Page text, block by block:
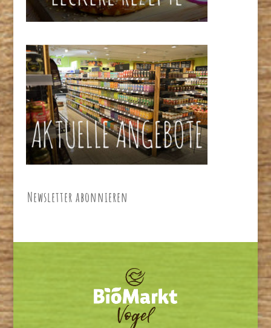
Newsletter abonnieren